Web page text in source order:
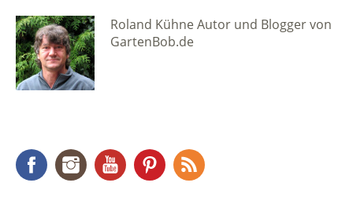
Roland Kühne Autor und Blogger von
GartenBob.de
FacebookInstagramYouTubePinterest